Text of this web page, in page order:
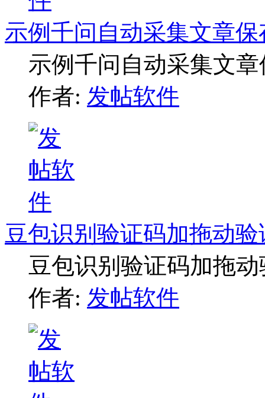
示例千问自动采集文章
示例千问自动采集文
作者: 发帖软件
豆包识别验证码加拖动
豆包识别验证码加拖
作者: 发帖软件